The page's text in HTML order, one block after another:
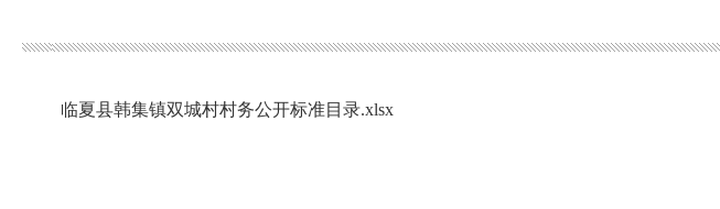
临夏县韩集镇双城村村务公开标准目录.xlsx